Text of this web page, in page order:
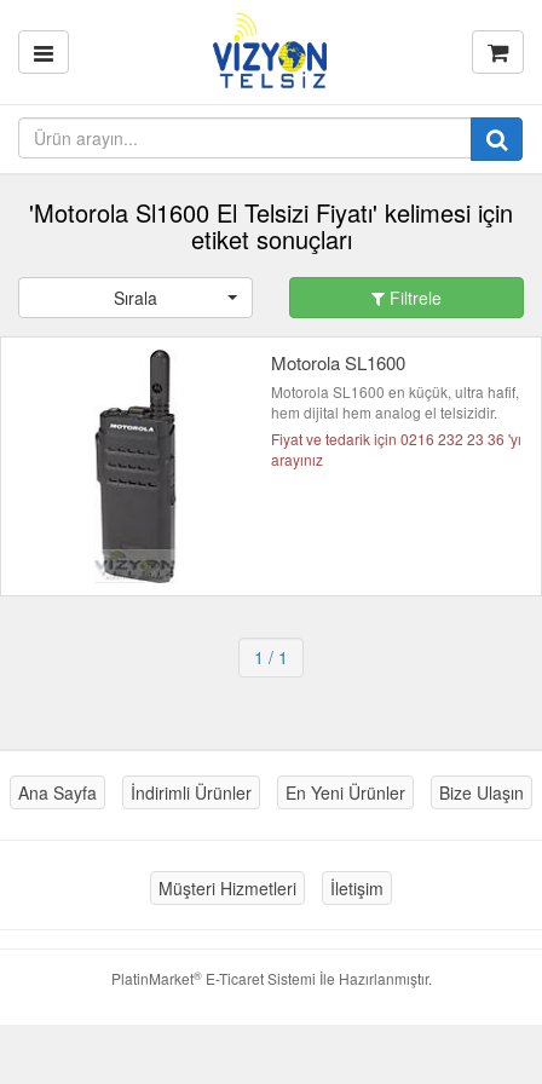
'Motorola Sl1600 El Telsizi Fiyatı' kelimesi için
etiket sonuçları
Sırala Filtrele
Motorola SL1600
Motorola SL1600 en küçük, ultra hafif,
hem dijital hem analog el telsizidir.
Fiyat ve tedarik için 0216 232 23 36 'yı
arayınız
1 / 1
Ana Sayfa İndirimli Ürünler En Yeni Ürünler Bize Ulaşın
Müşteri Hizmetleri İletişim
PlatinMarket®E-Ticaret Sistemi İle Hazırlanmıştır.